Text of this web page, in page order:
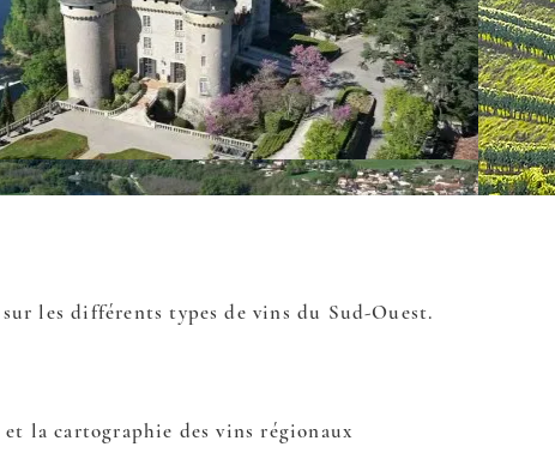
les différents types de vins du Sud-Ouest.
la cartographie des vins régionaux